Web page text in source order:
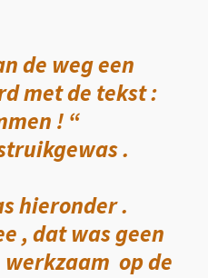
de weg een
met de tekst :
! “
.
hieronder .
, dat was geen
werkzaam op de